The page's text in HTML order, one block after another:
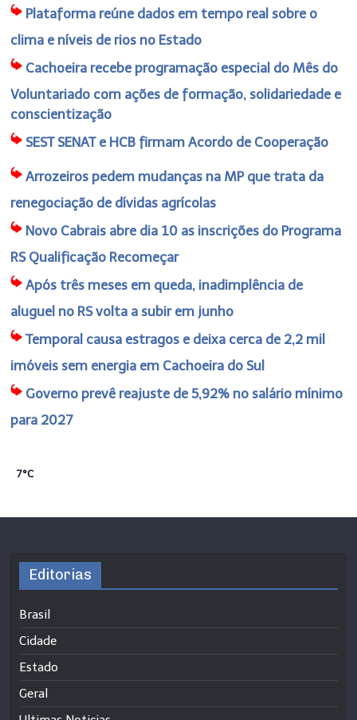
Plataforma reúne dados em tempo real sobre o
clima e níveis de rios no Estado
Cachoeira recebe programação especial do Mês do
Voluntariado com ações de formação, solidariedade e
conscientização
SEST SENAT e HCB firmam Acordo de Cooperação
Arrozeiros pedem mudanças na MP que trata da
renegociação de dívidas agrícolas
Novo Cabrais abre dia 10 as inscrições do Programa
RS Qualificação Recomeçar
Após três meses em queda, inadimplência de
aluguel no RS volta a subir em junho
Temporal causa estragos e deixa cerca de 2,2 mil
imóveis sem energia em Cachoeira do Sul
Governo prevê reajuste de 5,92% no salário mínimo
para 2027
7°C
Editorias
Brasil
Cidade
Estado
Geral